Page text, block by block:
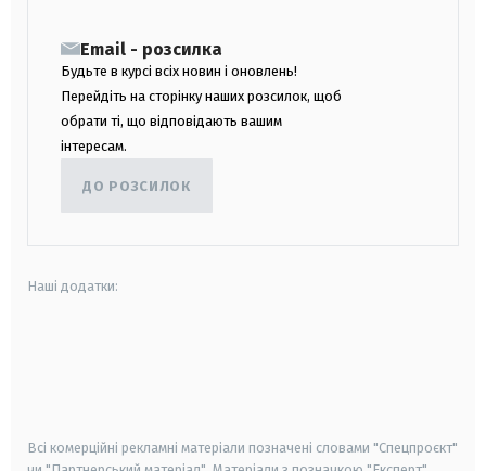
Email - розсилка
Будьте в курсі всіх новин і оновлень!
Перейдіть на сторінку наших розсилок, щоб
обрати ті, що відповідають вашим
інтересам.
ДО РОЗСИЛОК
Наші додатки:
Всі комерційні рекламні матеріали позначені словами "Спецпроєкт"